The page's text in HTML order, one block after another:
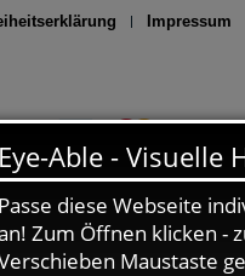
Impressum
Seite drucken
0800-10 11 422